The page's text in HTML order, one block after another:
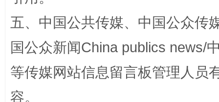
五、中国公共传媒、中国公众传
国公众新闻China publics news/
等传媒网站信息留言板管理人员
容。